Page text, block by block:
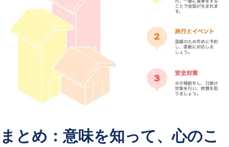
まとめ：意味を知って、心のこ